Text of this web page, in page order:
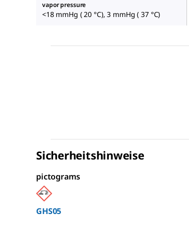
vapor pressure
<18 mmHg ( 20 °C), 3 mmHg ( 37 °C)
Sicherheitshinweise
pictograms
GHS05